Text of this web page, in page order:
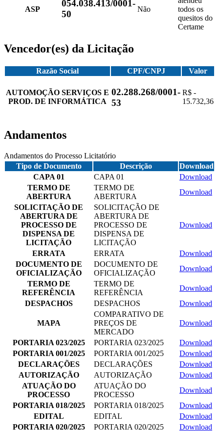
ASP
054.038.413/0001-
50
Não
todos os
quesitos do
Certame
Vencedor(es) da Licitação
Razão Social CPF/CNPJ Valor
AUTOMOÇÃO SERVIÇOS E
PROD. DE INFORMÁTICA
02.288.268/0001-
53
R$ -
15.732,36
Andamentos
Andamentos do Processo Licitatório
Tipo de Documento
Descrição
Download
CAPA 01
CAPA 01
Download
TERMO DE
ABERTURA
TERMO DE
ABERTURA
Download
SOLICITAÇÃO DE
ABERTURA DE
PROCESSO DE
DISPENSA DE
LICITAÇÃO
SOLICITAÇÃO DE
ABERTURA DE
PROCESSO DE
DISPENSA DE
LICITAÇÃO
Download
ERRATA ERRATA
Download
DOCUMENTO DE
OFICIALIZAÇÃO
DOCUMENTO DE
OFICIALIZAÇÃO
Download
TERMO DE
REFERÊNCIA
TERMO DE
REFERÊNCIA
Download
DESPACHOS
DESPACHOS Download
MAPA
COMPARATIVO DE
PREÇOS DE
MERCADO
Download
PORTARIA 023/2025 PORTARIA 023/2025
Download
PORTARIA 001/2025
PORTARIA 001/2025
Download
DECLARAÇÕES
DECLARAÇÕES
Download
AUTORIZAÇÃO
AUTORIZAÇÃO
Download
ATUAÇÃO DO
PROCESSO
ATUAÇÃO DO
PROCESSO
Download
PORTARIA 018/2025
PORTARIA 018/2025
Download
EDITAL
EDITAL
Download
PORTARIA 020/2025
PORTARIA 020/2025
Download